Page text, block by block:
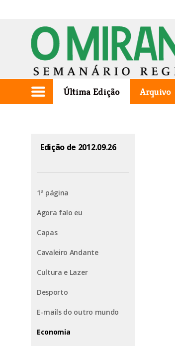
Última Edição Arquivo
Edição de 2012.09.26
1ª página
Agora falo eu
Capas
Cavaleiro Andante
Cultura e Lazer
Desporto
E-mails do outro mundo
Economia